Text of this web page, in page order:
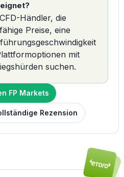
Händler, die
Preise, eine
mit
suchen.
FP Markets
Rezension